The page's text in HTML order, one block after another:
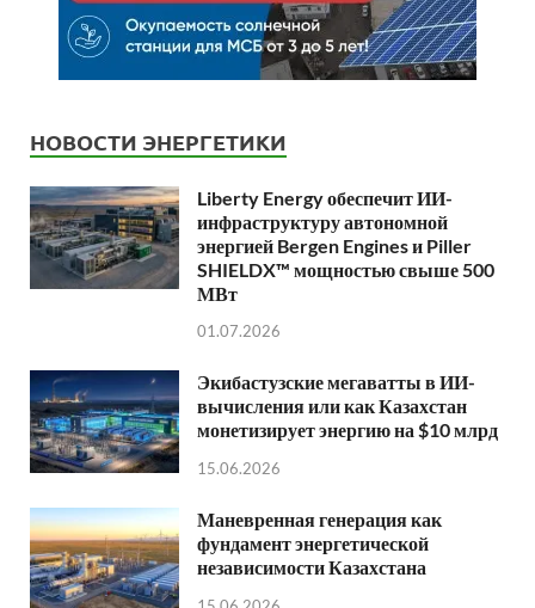
НОВОСТИ ЭНЕРГЕТИКИ
Liberty Energy обеспечит ИИ-
инфраструктуру автономной
энергией Bergen Engines и Piller
SHIELDX™ мощностью свыше 500
МВт
01.07.2026
Экибастузские мегаватты в ИИ-
вычисления или как Казахстан
монетизирует энергию на $10 млрд
15.06.2026
Маневренная генерация как
фундамент энергетической
независимости Казахстана